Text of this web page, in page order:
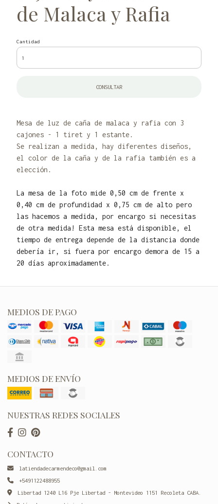
de Malaca y Rafia
Cantidad
CONSULTAR
Mesa de luz de caña de malaca y rafia con 3
cajones - 1 tiret y 1 estante.
Se realizan a medida, hay diferentes diseños,
el color de la caña y de la rafia también es a
elección.
La mesa de la foto mide 0,50 cm de frente x
0,40 cm de profundidad x 0,75 cm de alto pero
las hacemos a medida, por encargo si necesitas
de otra medida! Esta mesa está disponible, el
tiempo de entrega depende de la distancia donde
debería ir, si fuera por encargo demora de 15 a
20 días aproximadamente.
MEDIOS DE PAGO
MEDIOS DE ENVÍO
NUESTRAS REDES SOCIALES
CONTACTO
latiendadecarmendeco@gmail.com
+5491122488955
Libertad 1240 L16 Pje Libertad - Montevideo 1151 Recoleta CABA.